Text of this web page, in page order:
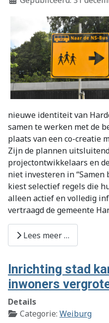
nieuwe identiteit van
samen te werken met de
plaats van een co-creatie
Zijn de plannen
projectontwikkelaars en
niet investeren in
kiest selectief regels die
alleen actief en volledig
vertraagd de gemeente
Lees meer …
Inrichting stad
inwoners
Details
Categorie: Weiburg